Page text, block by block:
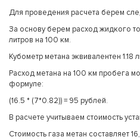
Для проведения расчета берем
За основу берем расход жидкого
литров на 100 км.
Кубометр метана эквивалентен 1.18
Расход метана на 100 км пробега
формуле:
(16.5 * (7*0.82)) = 95 рублей.
В расчете учитываем стоимость
Стоимость газа метан составляет